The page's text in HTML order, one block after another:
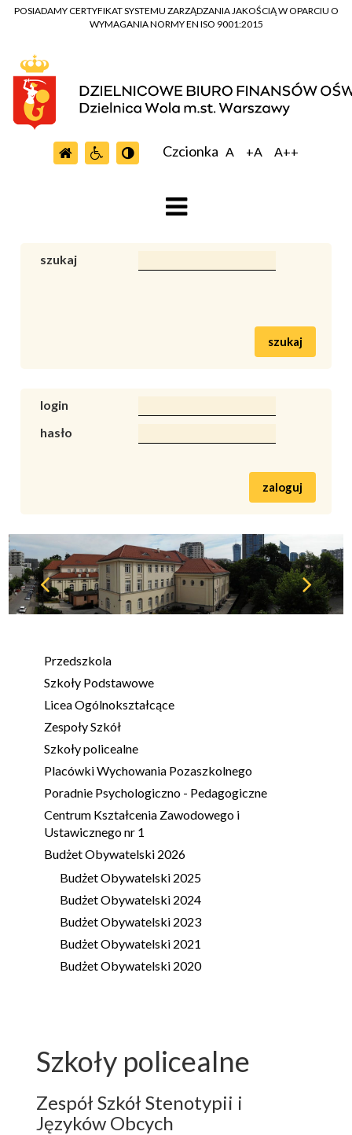
POSIADAMY CERTYFIKAT SYSTEMU ZARZĄDZANIA JAKOŚCIĄ W OPARCIU O
WYMAGANIA NORMY EN ISO 9001:2015
Czcionka A +A A++
szukaj
szukaj
login
hasło
zaloguj
Przedszkola
Szkoły Podstawowe
Licea Ogólnokształcące
Zespoły Szkół
Szkoły policealne
Placówki Wychowania Pozaszkolnego
Poradnie Psychologiczno - Pedagogiczne
Centrum Kształcenia Zawodowego i
Ustawicznego nr 1
Budżet Obywatelski 2026
Budżet Obywatelski 2025
Budżet Obywatelski 2024
Budżet Obywatelski 2023
Budżet Obywatelski 2021
Budżet Obywatelski 2020
Szkoły policealne
Zespół Szkół Stenotypii i
Języków Obcych